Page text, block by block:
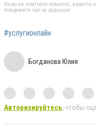
Якщо ви помітили помилку, виділіть
повідомити про це редакцію
#услугионлайн
Богданова Юлия
Авторизируйтесь, чтобы